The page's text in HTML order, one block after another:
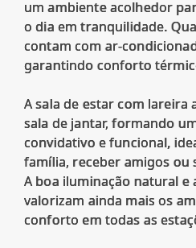
um ambiente acolhedor
o dia em tranquilidade.
contam com ar-
garantindo conforto
A sala de estar com lareira
sala de jantar, formando
convidativo e funcional,
família, receber amigos ou
A boa iluminação natural e
valorizam ainda mais os
conforto em todas as